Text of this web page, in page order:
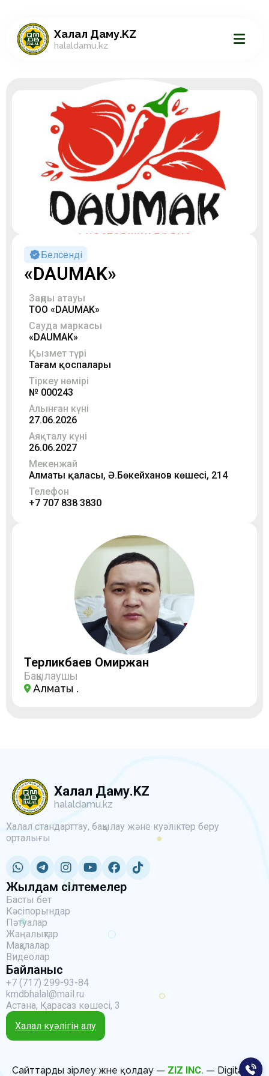
Халал Даму.KZ
halaldamu.kz
Белсенді
«DAUMAK»
Заңды атауы
ТОО «DAUMAK»
Сауда маркасы
«DAUMAK»
Қызмет түрі
Тағам қоспалары
Тіркеу нөмірі
№ 000243
Алынған күні
27.06.2026
Аяқталу күні
26.06.2027
Мекенжай
Алматы қаласы, Ә.Бөкейханов көшесі, 214
Телефон
+7 707 838 3830
Терликбаев Омиржан
Бақылаушы
Алматы қ.
Халал Даму.KZ
halaldamu.kz
Халал стандарттау, бақылау және куәліктер беру
орталығы
Жылдам сілтемелер
Басты бет
Кәсіпорындар
Пәтуалар
Жаңалықтар
Мақалалар
Видеолар
Байланыс
+7 (717) 299-93-84
kmdbhalal@mail.ru
Астана, Қарасаз көшесі, 3
Халал куәлігін алу
Сайттарды әзірлеу және қолдау — ZIZ INC. — Digital IT